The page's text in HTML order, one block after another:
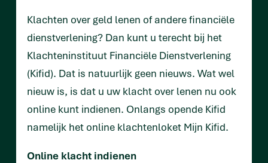
Klachten over geld lenen of andere financiële
dienstverlening? Dan kunt u terecht bij het
Klachteninstituut Financiële Dienstverlening
(Kifid). Dat is natuurlijk geen nieuws. Wat wel
nieuw is, is dat u uw klacht over lenen nu ook
online kunt indienen. Onlangs opende Kifid
namelijk het online klachtenloket Mijn Kifid.
Online klacht indienen